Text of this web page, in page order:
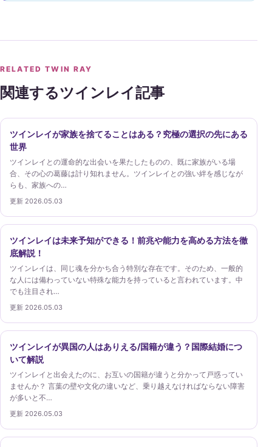
RELATED TWIN RAY
関連するツインレイ記事
ツインレイが家族を捨てることはある？究極の選択の先にある
世界
ツインレイとの運命的な出会いを果たしたものの、既に家族がいる場
合、その心の葛藤は計り知れません。ツインレイとの強い絆を感じなが
らも、家族への…
更新 2026.05.03
ツインレイは未来予知ができる！前兆や能力を高める方法を徹
底解説！
ツインレイは、同じ魂を分かち合う特別な存在です。そのため、一般的
な人には備わっていない特殊な能力を持っていると言われています。中
でも注目され…
更新 2026.05.03
ツインレイが異国の人はありえる/国籍が違う？国際結婚につ
いて解説
ツインレイと出会えたのに、お互いの国籍が違うと分かって戸惑ってい
ませんか？ 言葉の壁や文化の違いなど、乗り越えなければならない障害
が多いと不…
更新 2026.05.03